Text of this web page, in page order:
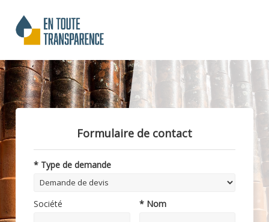
Formulaire de contact
* Type de demande
Société * Nom